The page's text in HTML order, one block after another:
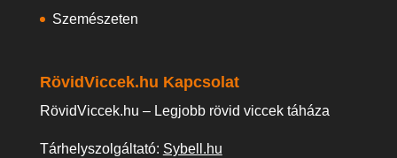
Szemészeten
RövidViccek.hu Kapcsolat
RövidViccek.hu – Legjobb rövid viccek táháza
Tárhelyszolgáltató: Sybell.hu